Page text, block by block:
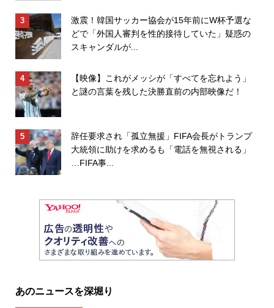
激震！韓国サッカー協会が15年前にW杯予選な
どで「外国人審判を性的接待していた」疑惑の
スキャンダルが...
【映像】これがメッシが「すべてを忘れよう」
と謎の言葉を残した決勝直前の内部映像だ！
辞任要求され「孤立無援」FIFA会長がトランプ
大統領に助けを求めるも「電話を無視される」
…FIFA事...
あのニュースを深堀り